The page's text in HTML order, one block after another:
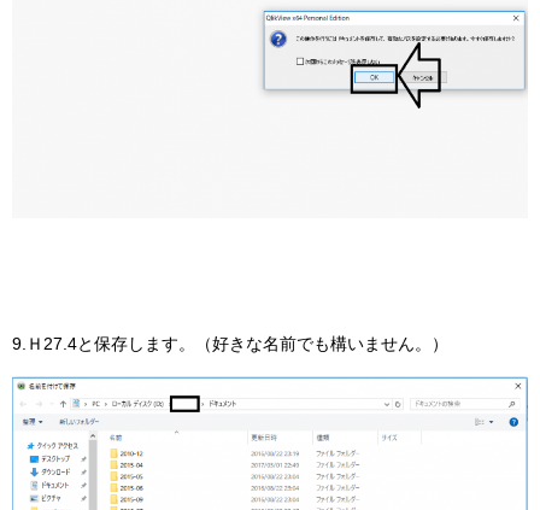
9.Ｈ27.4と保存します。（好きな名前でも構いません。）